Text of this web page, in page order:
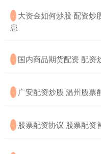
· 大资金如何炒股 配资炒
患
· 国内商品期货配资 配资
· 广安配资炒股 温州股票
· 股票配资协议 股票配资